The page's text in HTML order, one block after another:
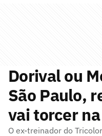
Dorival ou
São Paulo,
vai torcer
O ex-treinador do